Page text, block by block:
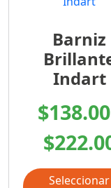
Barniz
Indart
$138.00
$
Seleccionar